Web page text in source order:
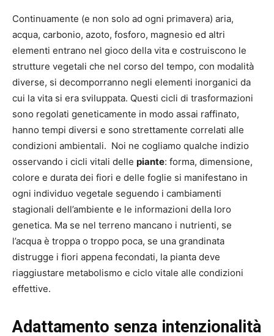
Continuamente (e non solo ad ogni primavera) aria,
acqua, carbonio, azoto, fosforo, magnesio ed altri
elementi entrano nel gioco della vita e costruiscono le
strutture vegetali che nel corso del tempo, con modalità
diverse, si decomporranno negli elementi inorganici da
cui la vita si era sviluppata. Questi cicli di trasformazioni
sono regolati geneticamente in modo assai raffinato,
hanno tempi diversi e sono strettamente correlati alle
condizioni ambientali. Noi ne cogliamo qualche indizio
osservando i cicli vitali delle piante: forma, dimensione,
colore e durata dei fiori e delle foglie si manifestano in
ogni individuo vegetale seguendo i cambiamenti
stagionali dell’ambiente e le informazioni della loro
genetica. Ma se nel terreno mancano i nutrienti, se
l’acqua è troppa o troppo poca, se una grandinata
distrugge i fiori appena fecondati, la pianta deve
riaggiustare metabolismo e ciclo vitale alle condizioni
effettive.
Adattamento senza intenzionalità